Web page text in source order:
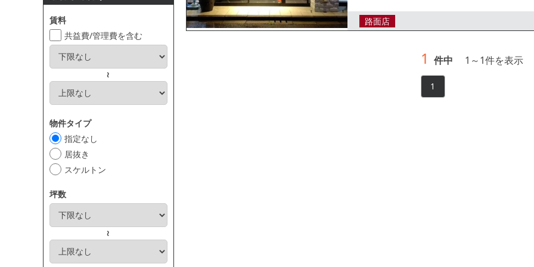
賃料
共益費/管理費を含む
～
物件タイプ
指定なし
居抜き
スケルトン
坪数
～
路面店
1 件中 1 ～1件を表示
1